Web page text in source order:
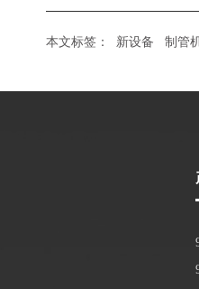
本文标签： 新设备 制管